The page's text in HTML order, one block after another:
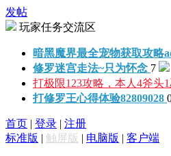
发帖
玩家任务交流区
暗黑魔界最全宠物获取攻略
修罗迷宫走法~只为怀念 7
打极限123攻略，本人4斧头1
打修罗王心得体验82809028
首页 | 登录 | 注册
标准版 | 触屏版 | 电脑版 | 客户端